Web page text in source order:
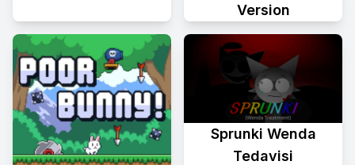
Version
Sprunki Wenda
Tedavisi